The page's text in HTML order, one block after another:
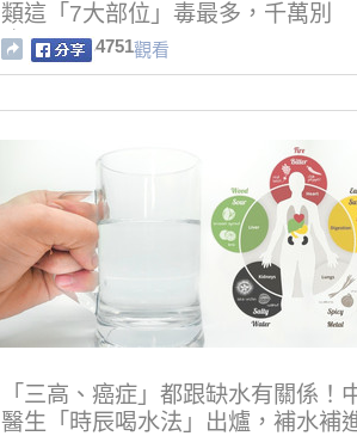
類這「7大部位」毒最多，千萬別
吃！
4751觀看
「三高、癌症」都跟缺水有關係！
醫生「時辰喝水法」出爐，補水補